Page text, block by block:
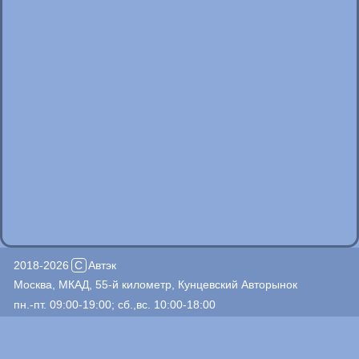
2018-2026 C Автэк
Москва, МКАД, 55-й километр, Кунцевский Авторынок
пн.-пт. 09:00-19:00; сб.,вс. 10:00-18:00